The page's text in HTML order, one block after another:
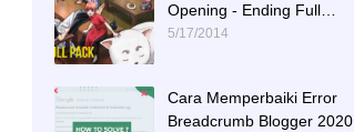
Opening - Ending Full
Tracks
5/17/2014
Cara Memperbaiki Error
Breadcrumb Blogger 2020